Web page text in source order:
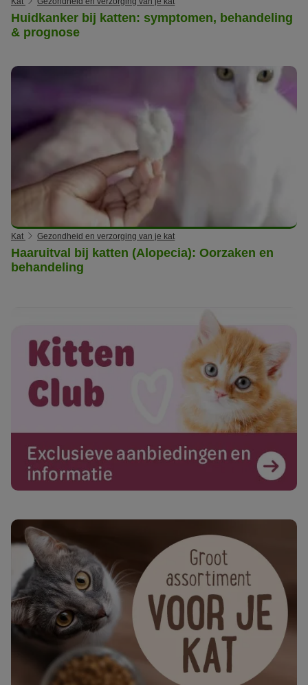
Huidkanker bij katten: symptomen, behandeling
& prognose
Kat Gezondheid en verzorging van je kat
Haaruitval bij katten (Alopecia): Oorzaken en
behandeling